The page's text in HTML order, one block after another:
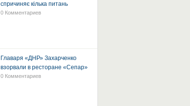
спричиняє кілька питань
0 Комментариев
Главаря «ДНР» Захарченко
взорвали в ресторане «Сепар»
0 Комментариев